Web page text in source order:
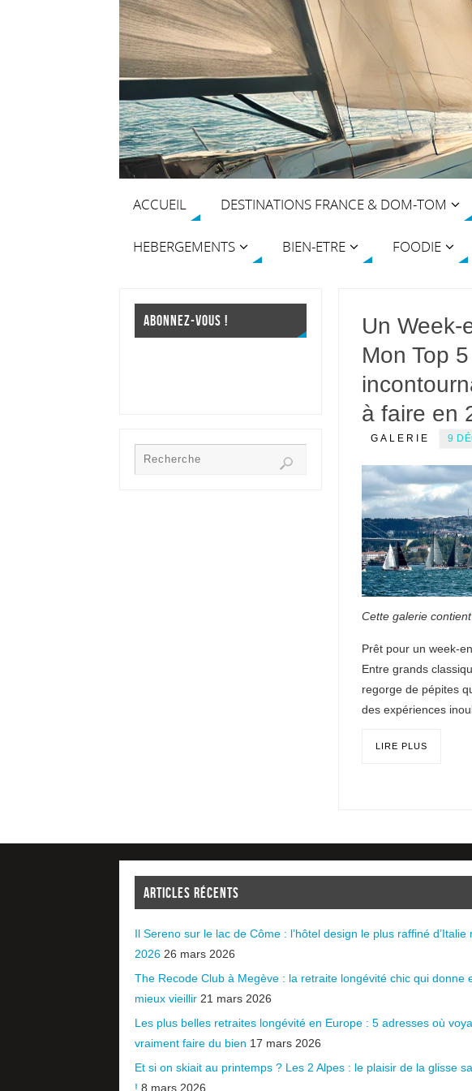
ACCUEIL DESTINATIONS FRANCE & DOM-TOM
HEBERGEMENTS BIEN-ETRE FOODIE
Un Week-
Mon Top
à faire en
GALERIE 9
Cette galerie contient
Prêt pour un week-
Entre grands
regorge de pépites
des expériences
LIRE PLUS
ABONNEZ-VOUS !
ARTICLES RÉCENTS
Il Sereno sur le lac de Côme : l’hôtel design le plus raffiné d’Italie
2026 26 mars 2026
The Recode Club à Megève : la retraite longévité chic qui donne
mieux vieillir 21 mars 2026
Les plus belles retraites longévité en Europe : 5 adresses où
vraiment faire du bien 17 mars 2026
Et si on skiait au printemps ? Les 2 Alpes : le plaisir de la glisse
! 8 mars 2026